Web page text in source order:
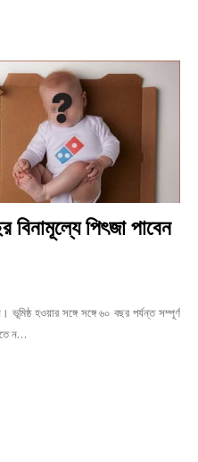
বিনামূল্যে পিৎজা পাবেন
ভূমিষ্ঠ হওয়ার সঙ্গে সঙ্গে ৬০ বছর পর্যন্ত সম্পূর্ণ
ন…